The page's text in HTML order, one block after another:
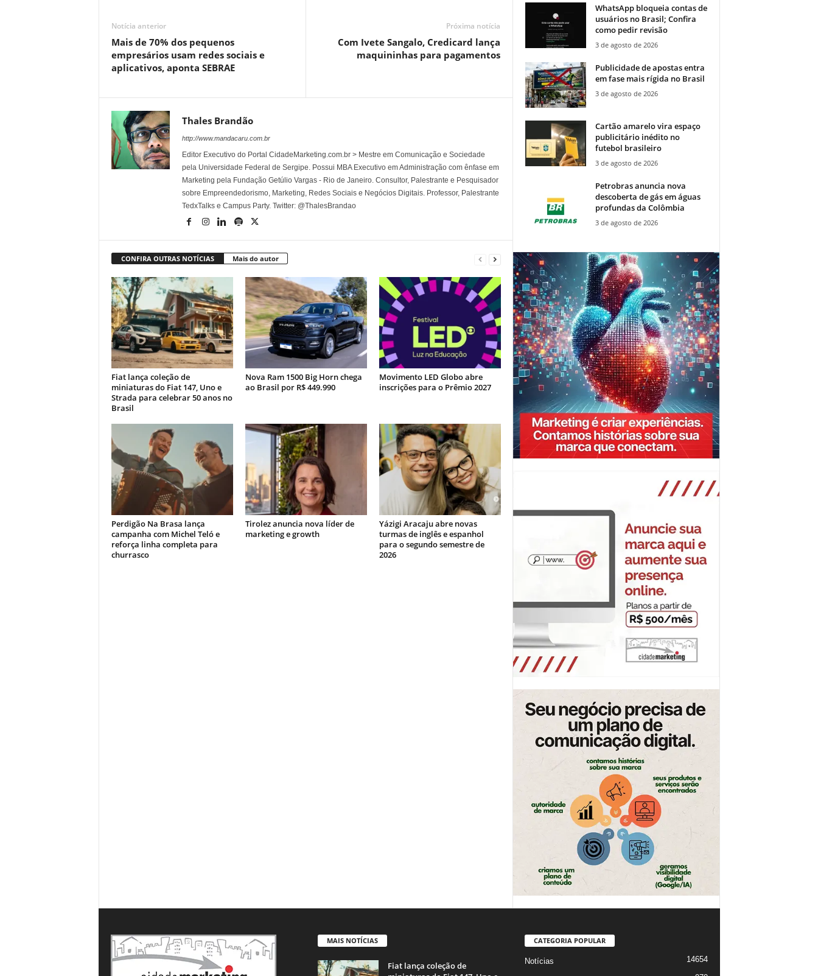
Notícia anterior
Mais de 70% dos pequenos
empresários usam redes sociais e
aplicativos, aponta SEBRAE
Próxima notícia
Com Ivete Sangalo, Credicard lança
maquininhas para pagamentos
Thales Brandão
http://www.mandacaru.com.br
Editor Executivo do Portal CidadeMarketing.com.br > Mestre em Comunicação e Sociedade
pela Universidade Federal de Sergipe. Possui MBA Executivo em Administração com ênfase em
Marketing pela Fundação Getúlio Vargas - Rio de Janeiro. Consultor, Palestrante e Pesquisador
sobre Empreendedorismo, Marketing, Redes Sociais e Negócios Digitais. Professor, Palestrante
TedxTalks e Campus Party. Twitter: @ThalesBrandao
CONFIRA OUTRAS NOTÍCIAS Mais do autor
Fiat lança coleção de
miniaturas do Fiat 147, Uno e
Strada para celebrar 50 anos no
Brasil
Nova Ram 1500 Big Horn chega
ao Brasil por R$ 449.990
Movimento LED Globo abre
inscrições para o Prêmio 2027
Perdigão Na Brasa lança
campanha com Michel Teló e
reforça linha completa para
churrasco
Tirolez anuncia nova líder de
marketing e growth
Yázigi Aracaju abre novas
turmas de inglês e espanhol
para o segundo semestre de
2026
WhatsApp bloqueia contas de
usuários no Brasil; Confira
como pedir revisão
3 de agosto de 2026
Publicidade de apostas entra
em fase mais rígida no Brasil
3 de agosto de 2026
Cartão amarelo vira espaço
publicitário inédito no
futebol brasileiro
3 de agosto de 2026
Petrobras anuncia nova
descoberta de gás em águas
profundas da Colômbia
3 de agosto de 2026
MAIS NOTÍCIAS
Fiat lança coleção de
CATEGORIA POPULAR
Notícias 14654